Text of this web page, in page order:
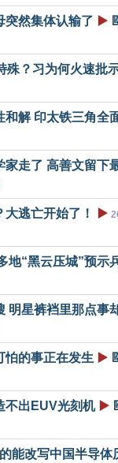
突然集体认输了 ▶️
殊？习为何火速批
解 印太铁三角全
家走了 高善文留下
大逃亡开始了！ ▶️
地“黑云压城”预示
明星裤裆里那点事
怕的事正在发生 ▶️
不出EUV光刻机 ▶️
能改写中国半导体